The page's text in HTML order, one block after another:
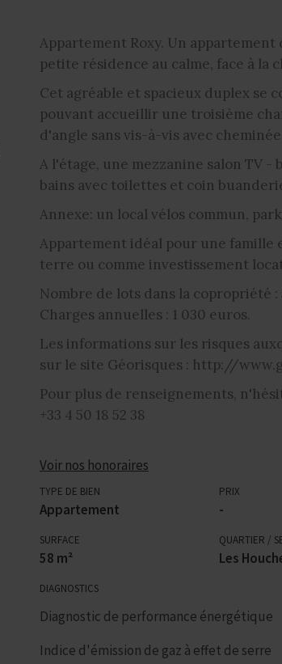
Appartement Roxy. Un
petite résidence au calme, face à la
Cet agréable et spacieux duplex se
pouvant accueillir une troisième
d'angle sans vis-à-vis avec
A l'étage, une mezzanine salon TV -
bains avec toilettes et coin
Annexe: un local vélos commun,
Appartement idéal pour une famille
terre ou comme investissement
Nombre de lots dans la copropriété :
Charges annuelles : 1 030 euros.
Les informations sur les risques
sur le site Géorisques : http://
Pour plus de renseignements,
+33 4 50 18 52 38
Voir nos honoraires
TYPE DE BIEN
Appartement
PRIX
-
SURFACE
58 m²
QUARTIER /
Les
DIAGNOSTICS
Diagnostic de performance énergétique
Indice d'émission de gaz à effet de serre